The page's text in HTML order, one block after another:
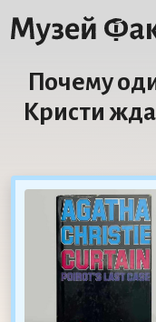
Почему
Кристи